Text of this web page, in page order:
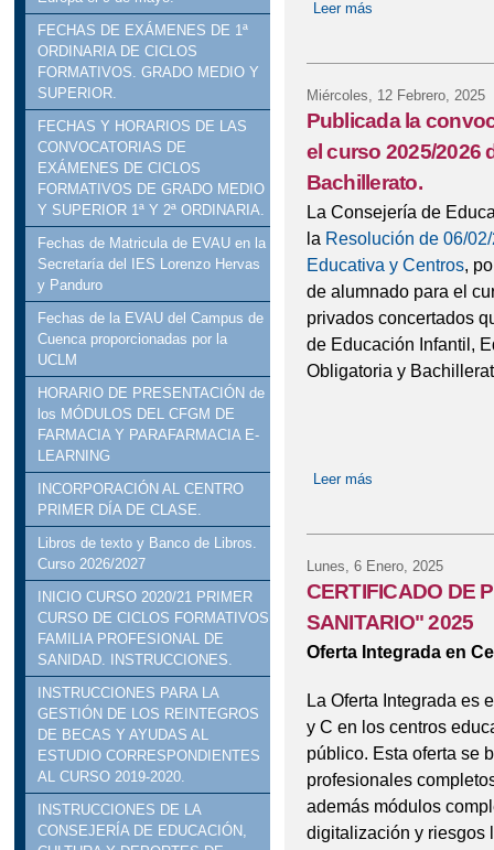
FECHAS DE EXÁMENES DE 1ª
ORDINARIA DE CICLOS
FORMATIVOS. GRADO MEDIO Y
SUPERIOR.
FECHAS Y HORARIOS DE LAS
CONVOCATORIAS DE
EXÁMENES DE CICLOS
FORMATIVOS DE GRADO MEDIO
Y SUPERIOR 1ª Y 2ª ORDINARIA.
Fechas de Matricula de EVAU en la
Secretaría del IES Lorenzo Hervas
y Panduro
Fechas de la EVAU del Campus de
Cuenca proporcionadas por la
UCLM
HORARIO DE PRESENTACIÓN de
los MÓDULOS DEL CFGM DE
FARMACIA Y PARAFARMACIA E-
LEARNING
INCORPORACIÓN AL CENTRO
PRIMER DÍA DE CLASE.
Libros de texto y Banco de Libros.
Curso 2026/2027
INICIO CURSO 2020/21 PRIMER
CURSO DE CICLOS FORMATIVOS
FAMILIA PROFESIONAL DE
SANIDAD. INSTRUCCIONES.
INSTRUCCIONES PARA LA
GESTIÓN DE LOS REINTEGROS
DE BECAS Y AYUDAS AL
ESTUDIO CORRESPONDIENTES
AL CURSO 2019-2020.
INSTRUCCIONES DE LA
CONSEJERÍA DE EDUCACIÓN,
Leer más
Miércoles, 12 Febrero, 2025
Publicada la
el curso 2025/2026
Bachillerato.
La Consejería de
la Resolución de 06/
Educativa y Centros,
de alumnado para el
privados concertados
de Educación Infantil,
Obligatoria y
Leer más
Lunes, 6 Enero, 2025
CERTIFICADO DE
SANITARIO" 2025
Oferta Integrada en
La Oferta Integrada es
y C en los centros
público. Esta oferta se
profesionales
además módulos
digitalización y riesgos